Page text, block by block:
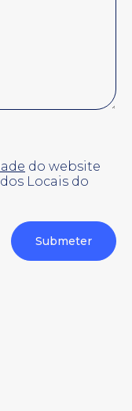
do website
Locais do